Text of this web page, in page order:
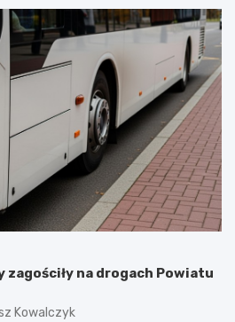
na drogach Powiatu
Kowalczyk